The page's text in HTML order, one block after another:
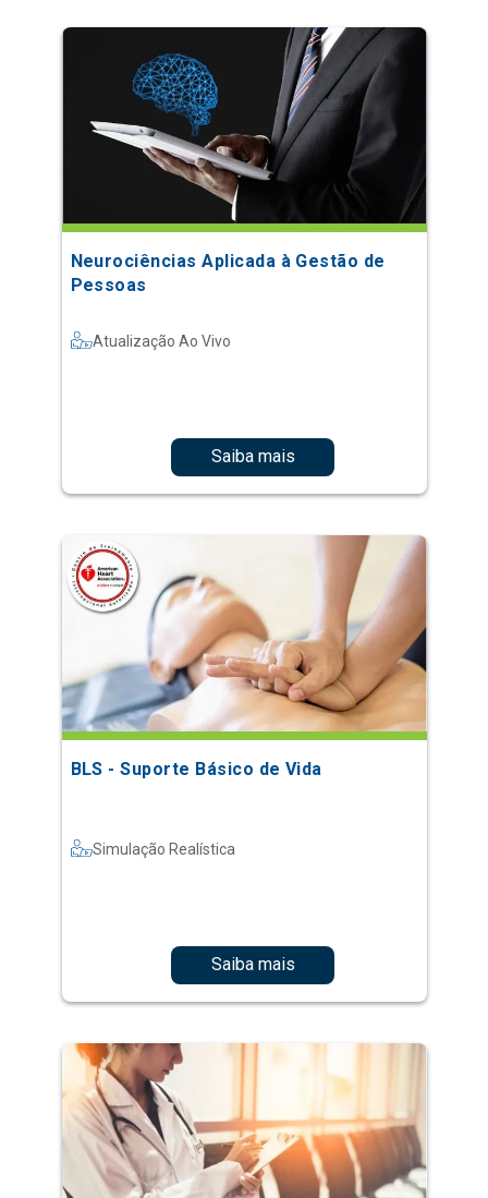
Neurociências Aplicada à Gestão de
Pessoas
Atualização Ao Vivo
Saiba mais
BLS - Suporte Básico de Vida
Simulação Realística
Saiba mais